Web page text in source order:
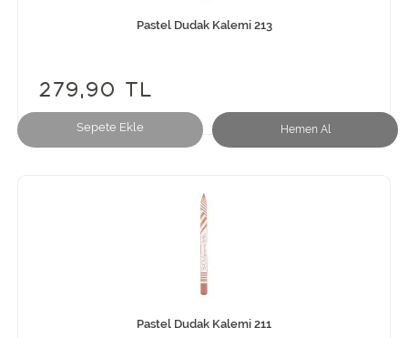
Sepete Ekle Hemen Al
Pastel Dudak Kalemi 213
279,90 TL
Pastel Dudak Kalemi 211